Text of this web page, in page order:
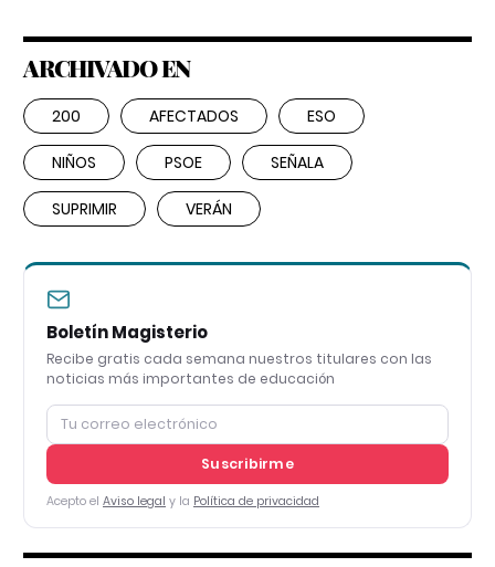
ARCHIVADO EN
200 AFECTADOS ESO
NIÑOS PSOE SEÑALA
SUPRIMIR VERÁN
Boletín Magisterio
Recibe gratis cada semana nuestros titulares con las
noticias más importantes de educación
Suscribirme
Acepto el Aviso legal y la Política de privacidad